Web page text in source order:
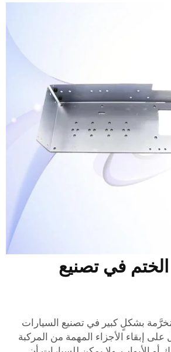
في تصنيع
بشكلٍ كبير في تصنيع السيارات
إبقاء الأجزاء المهمة من المركبة